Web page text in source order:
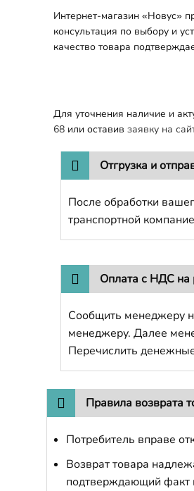
Интернет-магазин «Новус»
консультация по выбору и
качество товара
Для уточнения наличие и
68 или оставив заявку на
Отгрузка и
После обработки
транспортной
Оплата с НДС на
Сообщить менеджеру
менеджеру. Далее
Перечислить
Правила возврата
Потребитель вправе
Возврат товара
подтверждающий факт